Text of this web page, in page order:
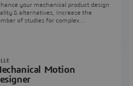
your mechanical product design
& alternatives, Increase the
of studies for complex
Motion